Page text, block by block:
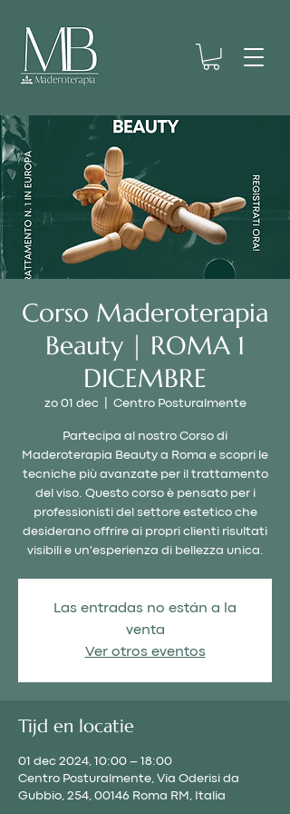
Corso Maderoterapia
Beauty | ROMA 1
DICEMBRE
zo 01 dec
  |
Centro Posturalmente
Partecipa al nostro Corso di
Maderoterapia Beauty a Roma e scopri le
tecniche più avanzate per il trattamento
del viso. Questo corso è pensato per i
professionisti del settore estetico che
desiderano offrire ai propri clienti risultati
visibili e un'esperienza di bellezza unica.
Las entradas no están a la
venta
Ver otros eventos
Tijd en locatie
01 dec 2024, 10:00 – 18:00
Centro Posturalmente, Via Oderisi da
Gubbio, 254, 00146 Roma RM, Italia